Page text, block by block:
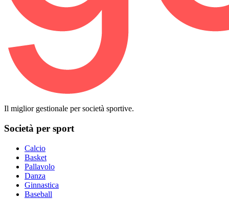
Il miglior gestionale per società sportive.
Società per sport
Calcio
Basket
Pallavolo
Danza
Ginnastica
Baseball